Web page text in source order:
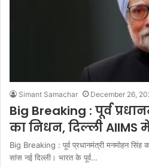
Simant Samachar December 26,
Big Breaking : पूर्व
का निधन, दिल्ली AIIMS
Big Breaking : पूर्व प्रधानमंत्री मनमोहन सिंह
सांस नई दिल्ली। भारत के पूर्व…